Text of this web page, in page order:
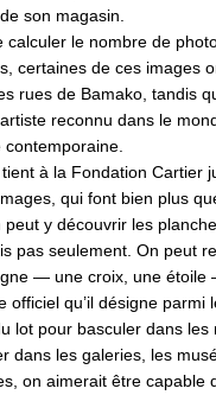
son magasin.
calculer le nombre de
certaines de ces images
rues de Bamako, tandis
reconnu dans le
tient à la Fondation Cartier
qui font bien plus
y découvrir les
pas seulement. On peut
— une croix, une étoile
officiel qu’il désigne
lot pour basculer dans les
dans les galeries, les
on aimerait être capable